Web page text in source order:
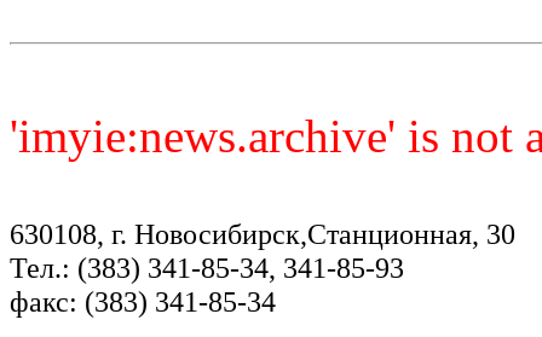
'imyie:news.archive' is not
630108, г. Новосибирск,Станционная, 30
Тел.: (383) 341-85-34, 341-85-93
факс: (383) 341-85-34